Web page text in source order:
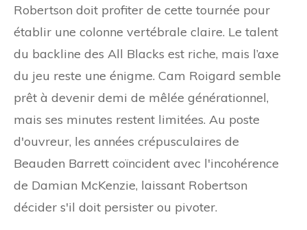
Robertson doit profiter de cette tournée pour
établir une colonne vertébrale claire. Le talent
du backline des All Blacks est riche, mais l’axe
du jeu reste une énigme. Cam Roigard semble
prêt à devenir demi de mêlée générationnel,
mais ses minutes restent limitées. Au poste
d'ouvreur, les années crépusculaires de
Beauden Barrett coïncident avec l'incohérence
de Damian McKenzie, laissant Robertson
décider s'il doit persister ou pivoter.